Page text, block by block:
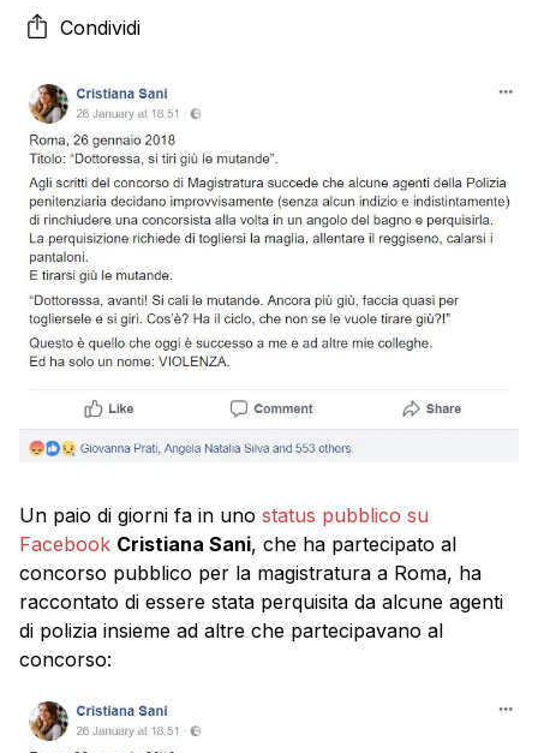
diversa: è stata espulsa dal concorso
Condividi
Un paio di giorni fa in uno status pubblico su
Facebook Cristiana Sani, che ha partecipato al
concorso pubblico per la magistratura a Roma, ha
raccontato di essere stata perquisita da alcune agenti
di polizia insieme ad altre che partecipavano al
concorso: